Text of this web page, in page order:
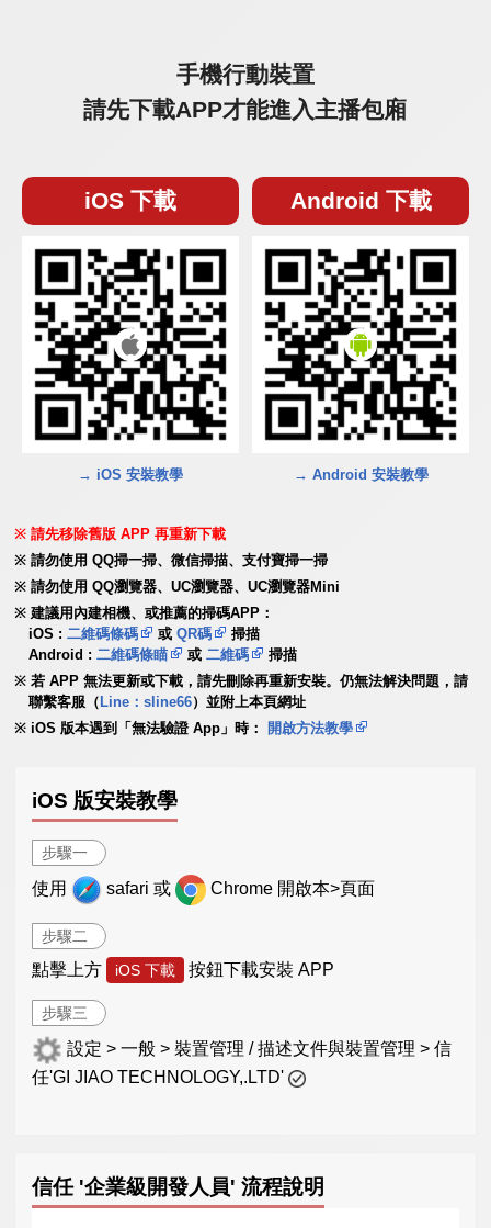
手機行動裝置
請先下載APP才能進入主播包廂
iOS 下載
→ iOS 安裝教學
Android 下載
→ Android 安裝教學
請先移除舊版 APP 再重新下載
請勿使用 QQ掃一掃、微信掃描、支付寶掃一掃
請勿使用 QQ瀏覽器、UC瀏覽器、UC瀏覽器Mini
建議用內建相機、或推薦的掃碼APP：
iOS :二維碼條碼 或QR碼
掃描
Android :二維碼條瞄 或二維碼
掃描
若 APP 無法更新或下載，請先刪除再重新安裝。仍無法解決問題，請
聯繫客服（ Line：sline66）並附上本頁網址
iOS 版本遇到「無法驗證 App」時：
開啟方法教學
iOS 版安裝教學
步驟一
使用 safari 或 Chrome 開啟本>頁面
步驟二
點擊上方 iOS 下載 按鈕下載安裝 APP
步驟三
設定 > 一般 > 裝置管理 / 描述文件與裝置管理 > 信
任'GI JIAO TECHNOLOGY,.LTD'
信任 '企業級開發人員' 流程說明